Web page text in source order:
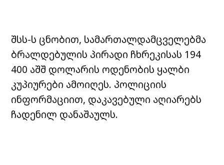
შსს-ს ცნობით, სამართალდამცველებმა
ბრალდებულის პირადი ჩხრეკისას 194
400 აშშ დოლარის ოდენობის ყალბი
კუპიურები ამოიღეს. პოლიციის
ინფორმაციით, დაკავებული აღიარებს
ჩადენილ დანაშაულს.